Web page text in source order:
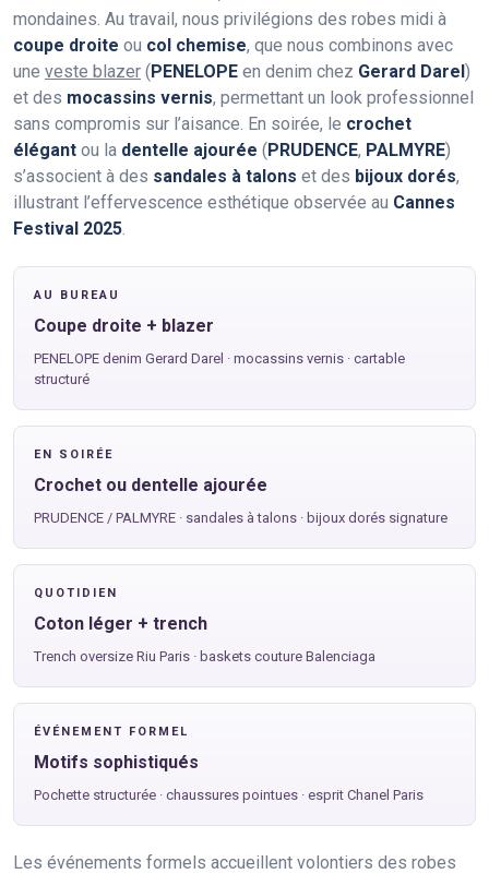
mondaines. Au travail, nous privilégions des robes midi à
coupe droite ou col chemise, que nous combinons avec
une veste blazer (PENELOPE en denim chez Gerard Darel)
et des mocassins vernis, permettant un look professionnel
sans compromis sur l’aisance. En soirée, le crochet
élégant ou la dentelle ajourée (PRUDENCE, PALMYRE)
s’associent à des sandales à talons et des bijoux dorés,
illustrant l’effervescence esthétique observée au Cannes
Festival 2025
AU BUREAU
Coupe droite + blazer
PENELOPE denim Gerard Darel · mocassins vernis · cartable
structuré
EN SOIRÉE
Crochet ou dentelle ajourée
PRUDENCE / PALMYRE · sandales à talons · bijoux dorés signature
QUOTIDIEN
Coton léger + trench
Trench oversize Riu Paris · baskets couture Balenciaga
ÉVÉNEMENT FORMEL
Motifs sophistiqués
Pochette structurée · chaussures pointues · esprit Chanel Paris
Les événements formels accueillent volontiers des robes